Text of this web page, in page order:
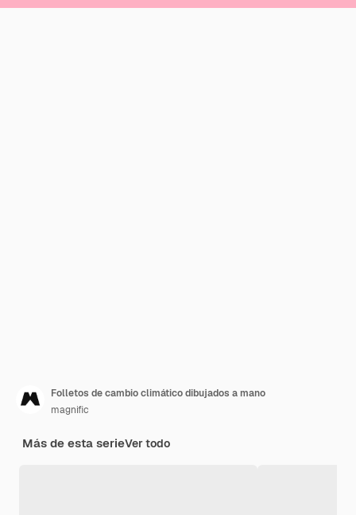
Folletos de cambio climático dibujados a mano
magnific
Más de esta serieVer todo